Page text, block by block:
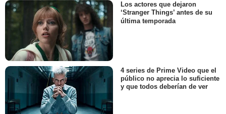
Los actores que dejaron
‘Stranger Things’ antes de su
última temporada
4 series de Prime Video que el
público no aprecia lo suficiente
y que todos deberían de ver